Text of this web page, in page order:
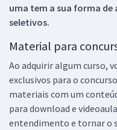
uma tem a sua forma
seletivos.
Material para
Ao adquirir algum curso,
exclusivos para o
materiais com um
para download e
entendimento e tornar o